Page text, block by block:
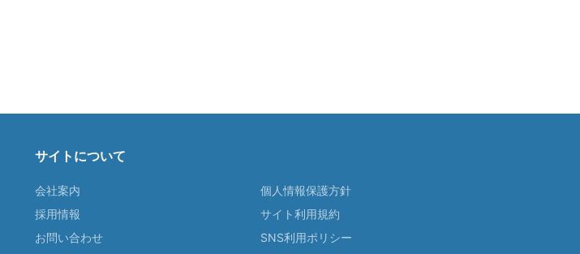
サイトについて
会社案内
採用情報
お問い合わせ
個人情報保護方針
サイト利用規約
SNS利用ポリシー